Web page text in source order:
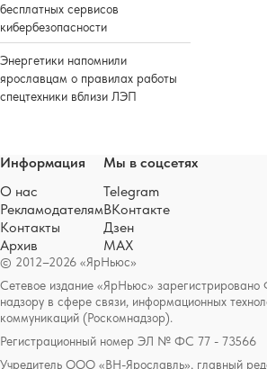
бесплатных сервисов
кибербезопасности
Энергетики напомнили
ярославцам о правилах работы
спецтехники вблизи ЛЭП
© 2012–2026 «ЯрНьюс»
Сетевое издание «ЯрНьюс» зарегистрировано
надзору в сфере связи, информационных
коммуникаций (Роскомнадзор).
Регистрационный номер ЭЛ № ФС 77 - 73566
Учредитель ООО «ВН-Ярославль», главный
Информация
О нас
Рекламодателям
Контакты
Архив
Мы в соцсетях
Telegram
ВКонтакте
Дзен
MAX